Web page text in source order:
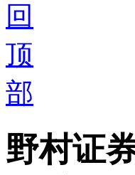
回
顶
部
野村证